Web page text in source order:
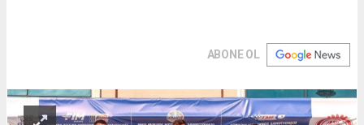
ABONE OL